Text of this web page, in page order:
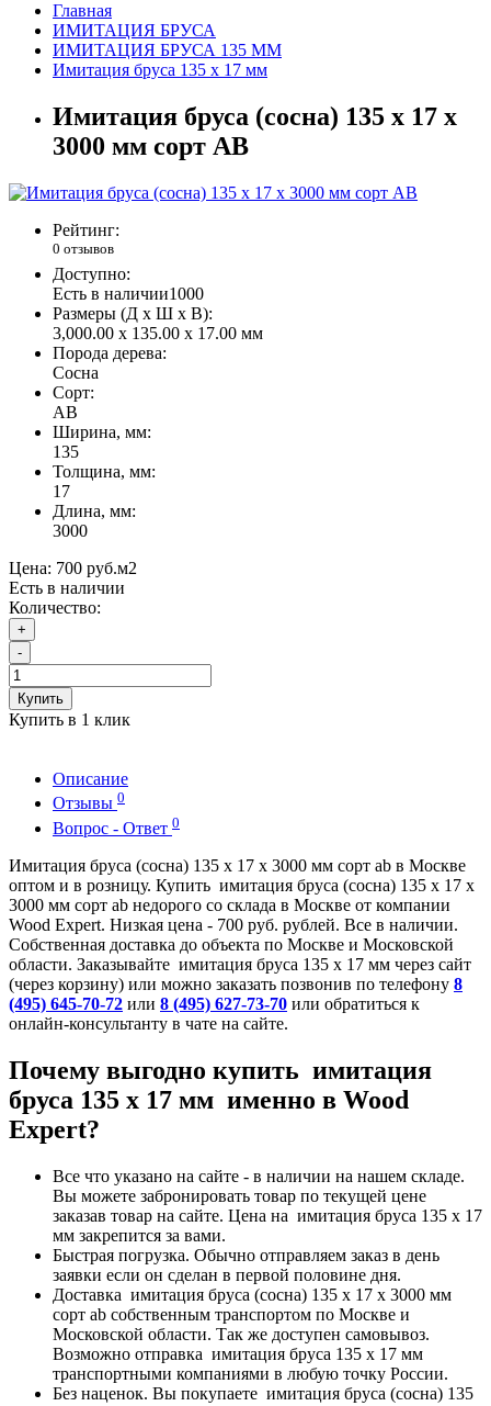
Главная
ИМИТАЦИЯ БРУСА
ИМИТАЦИЯ БРУСА 135 ММ
Имитация бруса 135 х 17 мм
Имитация бруса (сосна) 135 x 17 x
3000 мм сорт AB
Рейтинг:
0 отзывов
Доступно:
Есть в наличии1000
Размеры (Д x Ш x В):
3,000.00 x 135.00 x 17.00 мм
Порода дерева:
Сосна
Сорт:
AB
Ширина, мм:
135
Толщина, мм:
17
Длина, мм:
3000
Цена: 700 руб.м2
Есть в наличии
Количество:
+
-
Купить
Купить в 1 клик
Описание
Отзывы 0
Вопрос - Ответ 0
Имитация бруса (сосна) 135 x 17 x 3000 мм сорт ab в Москве
оптом и в розницу. Купить имитация бруса (сосна) 135 x 17 x
3000 мм сорт ab недорого со склада в Москве от компании
Wood Expert. Низкая цена - 700 руб. рублей. Все в наличии.
Собственная доставка до объекта по Москве и Московской
области. Заказывайте имитация бруса 135 х 17 мм через сайт
(через корзину) или можно заказать позвонив по телефону 8
(495) 645-70-72 или 8 (495) 627-73-70 или обратиться к
онлайн-консультанту в чате на сайте.
Почему выгодно купить имитация
бруса 135 х 17 мм именно в Wood
Expert?
Все что указано на сайте - в наличии на нашем складе.
Вы можете забронировать товар по текущей цене
заказав товар на сайте. Цена на имитация бруса 135 х 17
мм закрепится за вами.
Быстрая погрузка. Обычно отправляем заказ в день
заявки если он сделан в первой половине дня.
Доставка имитация бруса (сосна) 135 x 17 x 3000 мм
сорт ab собственным транспортом по Москве и
Московской области. Так же доступен самовывоз.
Возможно отправка имитация бруса 135 х 17 мм
транспортными компаниями в любую точку России.
Без наценок. Вы покупаете имитация бруса (сосна) 135